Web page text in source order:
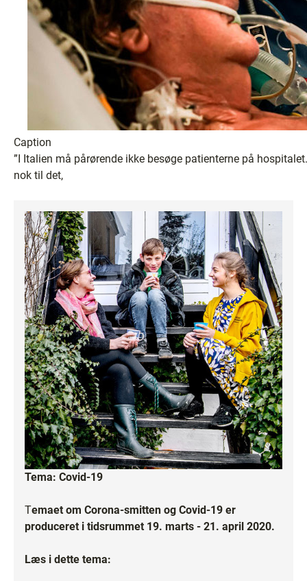
Caption
”I Italien må pårørende ikke besøge patienterne på
nok til det,
Tema: Covid-19
Temaet om Corona-smitten og Covid-19 er
produceret i tidsrummet 19. marts - 21. april 2020.
Læs i dette tema: